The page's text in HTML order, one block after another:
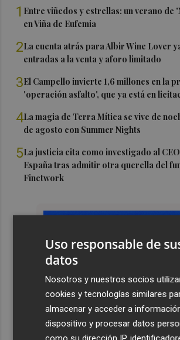
1 Entre viñedos y estrellas: un verano de
en Viña de Eufemia
2La cuenta atrás para Albir Wine Lover
entradas a la venta y aforo limitado
3El Campello invierte 1,6 millones en la
'operación asfalto', que ya está en
4La magia de Terra Mítica se vive de
de agosto con Summer Nights
5La justicia cita como investigado al
España tras admitir otra querella del
Finetwork
Uso responsable de
datos
Nosotros y nuestros socios
cookies y tecnologías similares
almacenar y acceder a
dispositivo y procesar datos